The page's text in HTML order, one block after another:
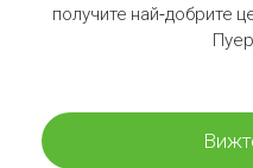
получите най-добрите